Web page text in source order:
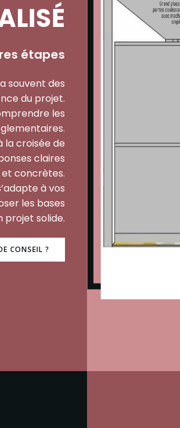
étapes
souvent des
du projet.
les
la croisée de
claires
et concrètes.
à vos
les bases
projet solide.
CONSEIL ?